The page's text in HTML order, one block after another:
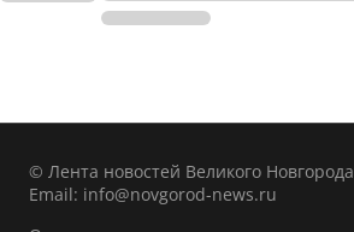
© Лента новостей Великого Новгорода
Email: info@novgorod-news.ru